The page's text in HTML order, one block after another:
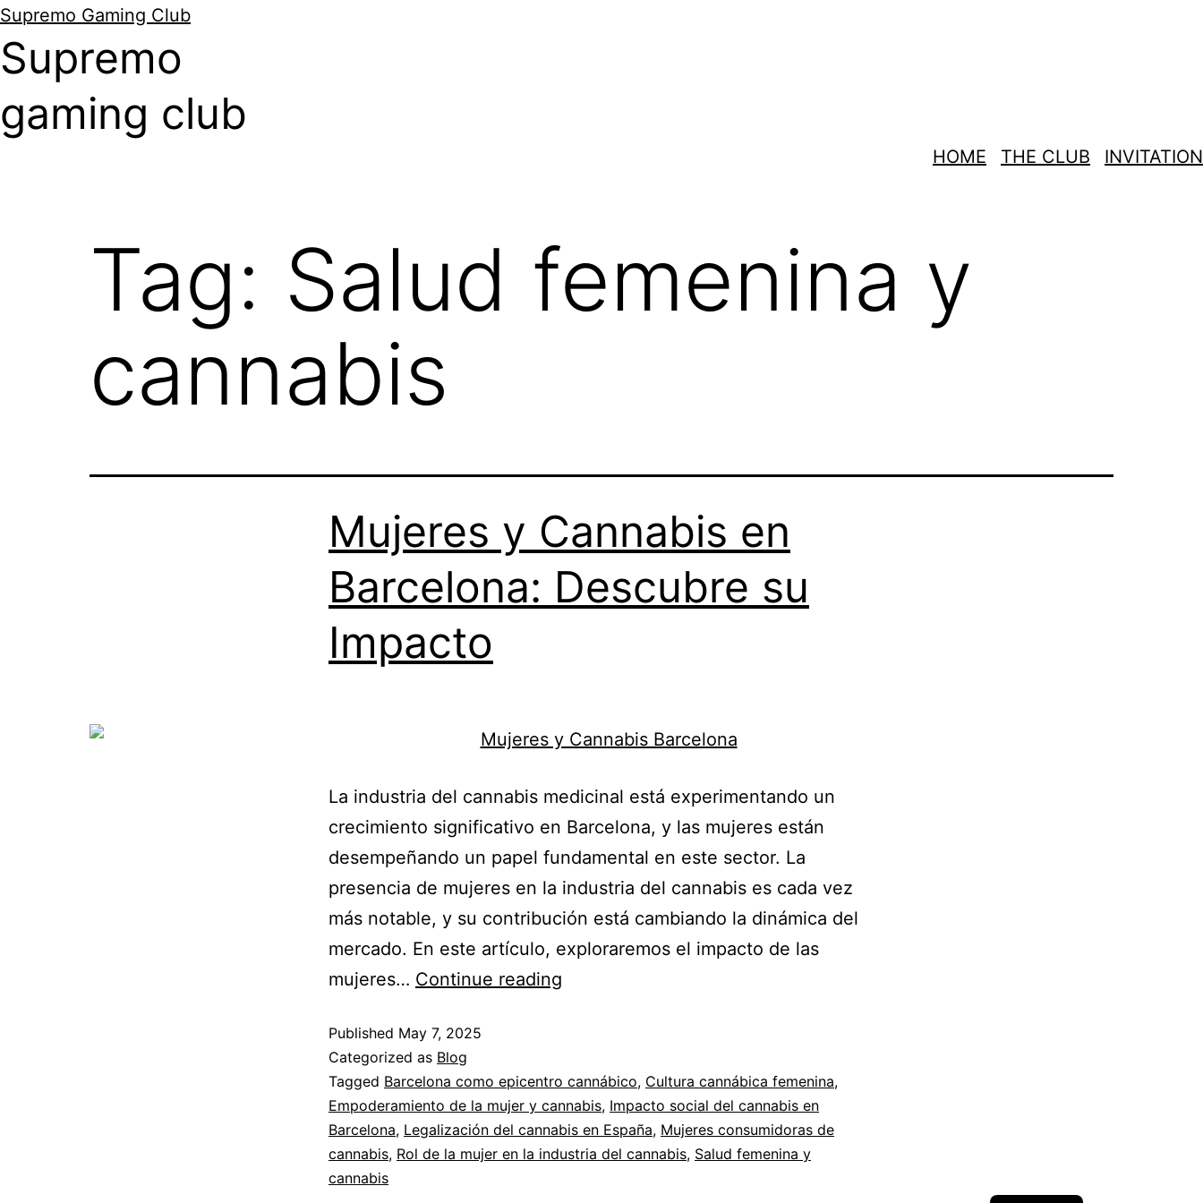
Supremo Gaming Club
Supremo
gaming club
HOME THE CLUB INVITATION
Tag: Salud femenina y
cannabis
Mujeres y Cannabis en
Barcelona: Descubre su
Impacto
La industria del cannabis medicinal está experimentando un
crecimiento significativo en Barcelona, y las mujeres están
desempeñando un papel fundamental en este sector. La
presencia de mujeres en la industria del cannabis es cada vez
más notable, y su contribución está cambiando la dinámica del
mercado. En este artículo, exploraremos el impacto de las
mujeres… Continue reading
Barcelona:
Descubre
su
Published May 7, 2025
Categorized as Blog
Tagged Barcelona como epicentro cannábico, Cultura cannábica femenina,
Empoderamiento de la mujer y cannabis, Impacto social del cannabis en
Barcelona, Legalización del cannabis en España, Mujeres consumidoras de
cannabis, Rol de la mujer en la industria del cannabis, Salud femenina y
cannabis